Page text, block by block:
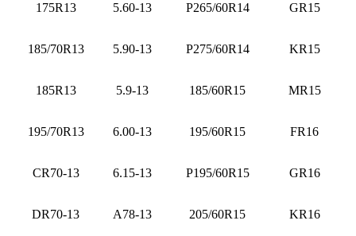
175R13 5.60-13 P265/60R14 GR15
185/70R13 5.90-13 P275/60R14 KR15
185R13 5.9-13 185/60R15 MR15
195/70R13 6.00-13 195/60R15 FR16
CR70-13 6.15-13 P195/60R15 GR16
DR70-13 A78-13 205/60R15 KR16